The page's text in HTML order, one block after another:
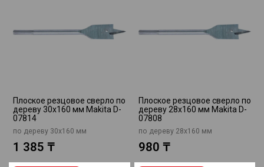
Плоское резцовое сверло по
дереву 30x160 мм Makita D-
07814
по дереву 30x160 мм
1 385 ₸
Плоское резцовое сверло по
дереву 28x160 мм Makita D-
07808
по дереву 28x160 мм
980 ₸